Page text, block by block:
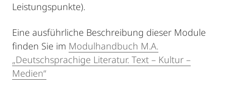
Leistungspunkte).
Eine ausführliche Beschreibung dieser Module
finden Sie im Modulhandbuch M.A.
„Deutschsprachige Literatur. Text – Kultur –
Medien“